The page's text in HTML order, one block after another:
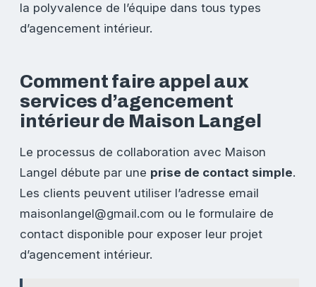
la polyvalence de l’équipe dans tous types
d’agencement intérieur.
Comment faire appel aux
services d’agencement
intérieur de Maison Langel
Le processus de collaboration avec Maison
Langel débute par une prise de contact simple.
Les clients peuvent utiliser l’adresse email
maisonlangel@gmail.com ou le formulaire de
contact disponible pour exposer leur projet
d’agencement intérieur.